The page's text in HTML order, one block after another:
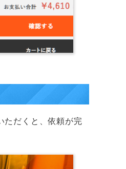
ただくと、依頼が完